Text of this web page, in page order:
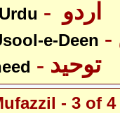
Urdu
e-Deen
- توحید
- 3 of 4